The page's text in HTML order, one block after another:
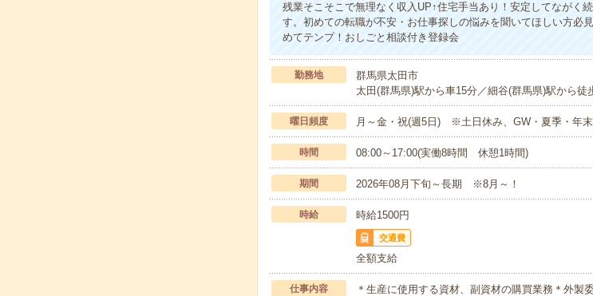
残業そこそこで無理なく収入UP↑住宅手当あり！安定してながく
す。初めての転職が不安・お仕事探しの悩みを聞いてほしい方必
めてテンプ！おしごと相談付き登録会
勤務地
群馬県太田市
太田(群馬県)駅から車15分／細谷(群馬県)駅から徒
曜日頻度 月～金・祝(週5日) ※土日休み、GW・夏季・年末
時間 08:00～17:00(実働8時間 休憩1時間)
期間 2026年08月下旬～長期 ※8月～！
時給 時給1500円
交通費
全額支給
仕事内容
＊生産に使用する資材、副資材の購買業務＊外製